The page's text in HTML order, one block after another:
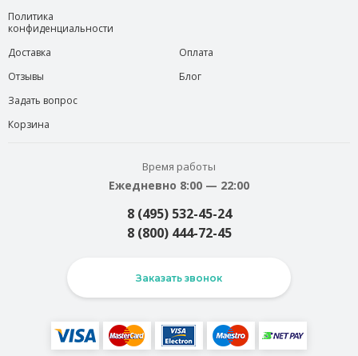
Политика
конфиденциальности
Доставка
Отзывы
Задать вопрос
Корзина
Оплата
Блог
Время работы
Ежедневно 8:00 — 22:00
8 (495) 532-45-24
8 (800) 444-72-45
Заказать звонок